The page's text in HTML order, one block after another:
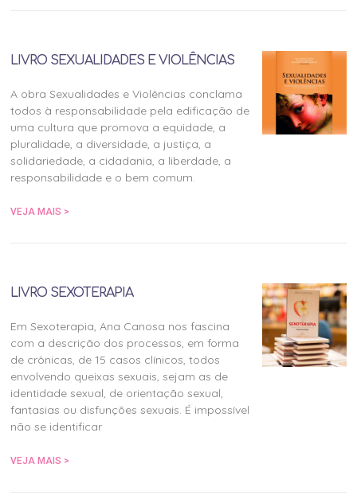
LIVRO SEXUALIDADES E VIOLÊNCIAS
A obra Sexualidades e Violências conclama
todos à responsabilidade pela edificação de
uma cultura que promova a equidade, a
pluralidade, a diversidade, a justiça, a
solidariedade, a cidadania, a liberdade, a
responsabilidade e o bem comum.
VEJA MAIS >
LIVRO SEXOTERAPIA
Em Sexoterapia, Ana Canosa nos fascina
com a descrição dos processos, em forma
de crônicas, de 15 casos clínicos, todos
envolvendo queixas sexuais, sejam as de
identidade sexual, de orientação sexual,
fantasias ou disfunções sexuais. É impossível
não se identificar
VEJA MAIS >